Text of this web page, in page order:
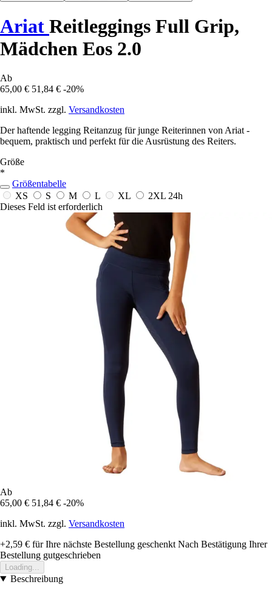
Ariat Reitleggings Full Grip,
Mädchen Eos 2.0
Ab
65,00 € 51,84 € -20%
inkl. MwSt. zzgl. Versandkosten
Der haftende legging Reitanzug für junge Reiterinnen von Ariat -
bequem, praktisch und perfekt für die Ausrüstung des Reiters.
Größe
*
Größentabelle
XS
S M L XL 2XL 24h
Dieses Feld ist erforderlich
Ab
65,00 € 51,84 € -20%
inkl. MwSt. zzgl. Versandkosten
+2,59 € für Ihre nächste Bestellung geschenkt Nach Bestätigung Ihrer
Bestellung gutgeschrieben
Loading...
Beschreibung